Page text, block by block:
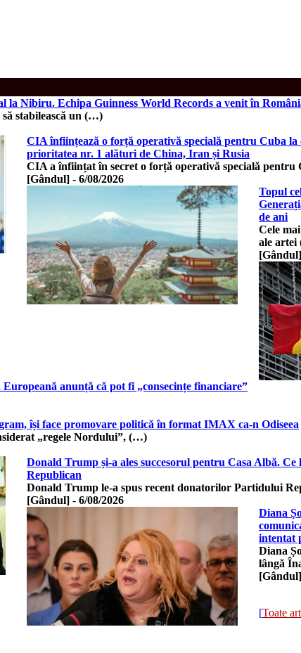
la Nibiru. Echipa Guinness World Records a venit în
să stabilească un (…)
CIA înființează o forță operativă specială pentru Cuba
prioritatea nr. 1 alături de China, Iran și Rusia
CIA a înființat în secret o forță operativă specială
[Gândul] - 6/08/2026
Topul
de ani
Cele
ale
[Gândul]
anunță că pot fi „consecințe financiare”
își face promovare politică în format IMAX ca-n Odiseea
„regele Nordului”, (…)
Donald Trump și-a ales succesorul pentru Casa Albă.
Republican
Donald Trump le-a spus recent donatorilor Partidului
[Gândul] - 6/08/2026
Diana
intentat
Diana
lângă
[Gândul]
[Toate